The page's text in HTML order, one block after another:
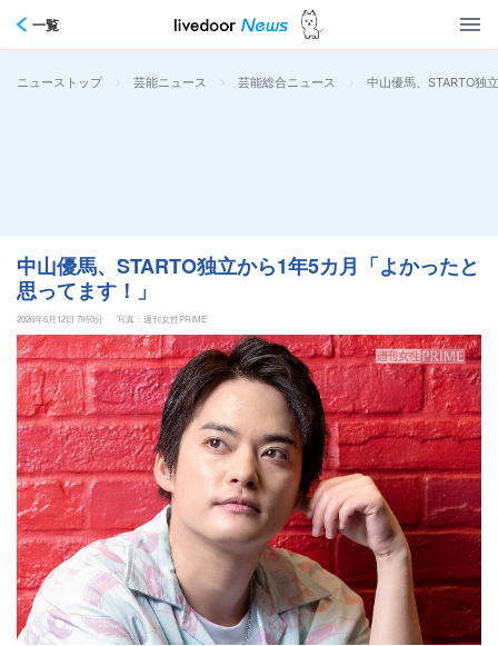
一覧
ニューストップ > 芸能ニュース > 芸能総合ニュース > 中山優馬、STARTO独
中山優馬、STARTO独立から1年5カ月「よかったと
思ってます！」
2026年6月12日 7時0分 写真：週刊女性PRIME